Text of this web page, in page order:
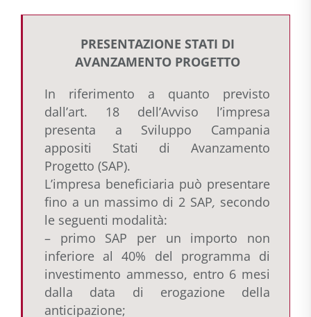
PRESENTAZIONE STATI DI
AVANZAMENTO PROGETTO
In riferimento a quanto previsto
dall’art. 18 dell’Avviso l’impresa
presenta a Sviluppo Campania
appositi Stati di Avanzamento
Progetto (SAP).
L’impresa beneficiaria può presentare
fino a un massimo di 2 SAP, secondo
le seguenti modalità:
– primo SAP per un importo non
inferiore al 40% del programma di
investimento ammesso, entro 6 mesi
dalla data di erogazione della
anticipazione;